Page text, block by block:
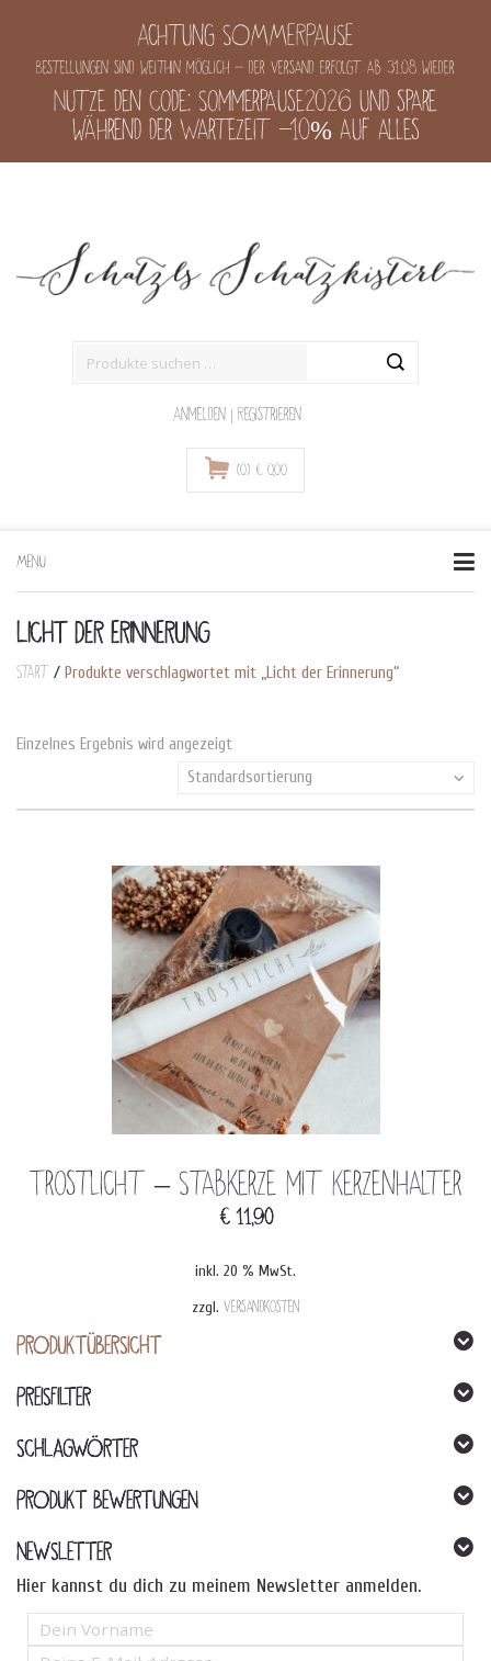
Achtung SOMMERPAUSE
Bestellungen sind weithin möglich - der Versand erfolgt ab 31.08 wieder
Nutze den Code: Sommerpause2026 und spare
während der Wartezeit -10% auf alles
Anmelden | Registrieren
(0) € 0,00
MENU
to
LICHT DER ERINNERUNG
Start / Produkte verschlagwortet mit „Licht der Erinnerung“
Einzelnes Ergebnis wird angezeigt
Standardsortierung
Trostlicht – Stabkerze mit Kerzenhalter
€11,90
inkl. 20 % MwSt.
zzgl. Versandkosten
PRODUKTÜBERSICHT
PREISFILTER
SCHLAGWÖRTER
PRODUKT BEWERTUNGEN
NEWSLETTER
Hier kannst du dich zu meinem Newsletter anmelden.